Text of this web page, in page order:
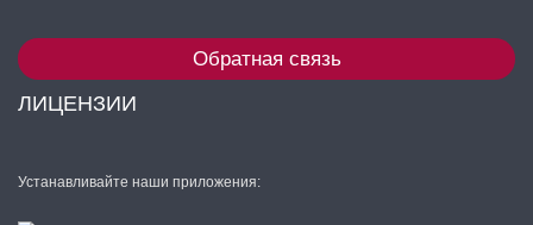
Обратная связь
ЛИЦЕНЗИИ
Устанавливайте наши приложения: